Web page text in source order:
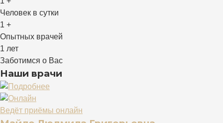
Человек в сутки
1 +
Опытных врачей
1 лет
Заботимся о Вас
Наши врачи
Ведёт приёмы онлайн